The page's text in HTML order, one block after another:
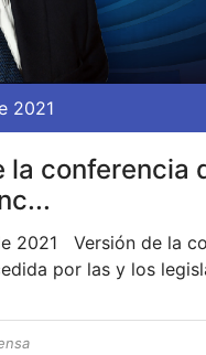
2021
la conferencia
2021 Versión de la
por las y los